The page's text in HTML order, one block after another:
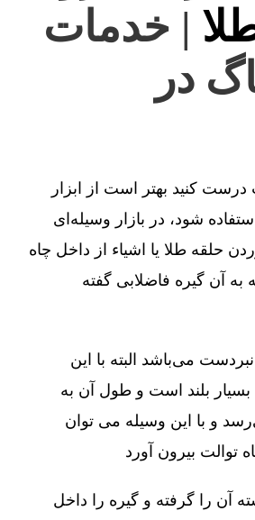
| خدمات
در
درست کنید بهتر است از ابزار
شود، در بازار وسیله‌ای
حلقه طلا یا اشیاء از داخل چاه
به آن گیره فاضلابی گفته
می‌باشد البته با این
بلند است و طول آن به
و با این وسیله می توان
توالت بیرون آورد
آن را گرفته و گیره را داخل